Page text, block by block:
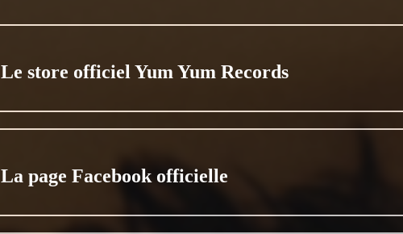
Le store officiel Yum Yum Records
La page Facebook officielle